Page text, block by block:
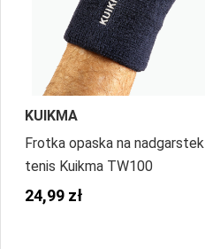
KUIKMA
Frotka opaska na nadgarstek
tenis Kuikma TW100
24,99 zł